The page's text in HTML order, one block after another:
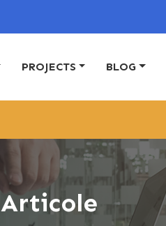
PROJECTS BLOG
Articole